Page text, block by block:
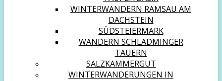
WINTERWANDERN RAMSAU AM
DACHSTEIN
SÜDSTEIERMARK
WANDERN SCHLADMINGER
TAUERN
SALZKAMMERGUT
WINTERWANDERUNGEN IN